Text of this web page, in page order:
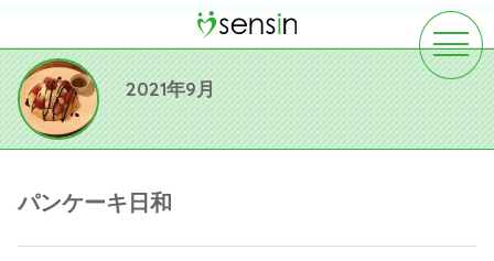
toggle
2021年9月
パンケーキ日和